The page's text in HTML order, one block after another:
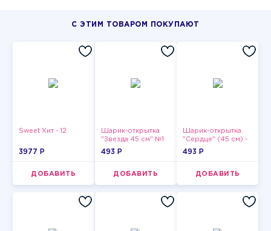
С ЭТИМ ТОВАРОМ ПОКУПАЮТ
Sweet Хит - 12
3977 P
ДОБАВИТЬ
Шарик-открытка
"Звезда 45 см" №1
493 P
ДОБАВИТЬ
Шарик-открытка
"Сердце" (45 см) -
2
493 P
ДОБАВИТЬ